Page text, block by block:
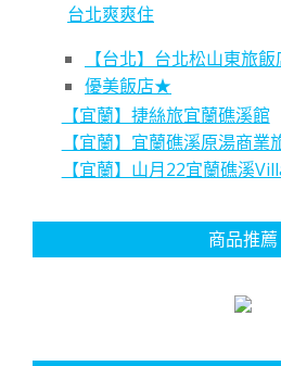
台北爽爽住
【台北】台北松山東旅
優美飯店★
【宜蘭】捷絲旅宜蘭礁溪館
【宜蘭】宜蘭礁溪原湯商
【宜蘭】山月22宜蘭礁溪
商品推薦